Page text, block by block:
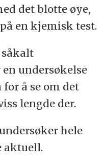
det blotte øye,
en kjemisk test.
såkalt
undersøkelse
å se om det
lengde der.
hele
aktuell.